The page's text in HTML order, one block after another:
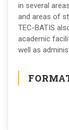
in several
and areas of
TEC-BATIS
academic
well as